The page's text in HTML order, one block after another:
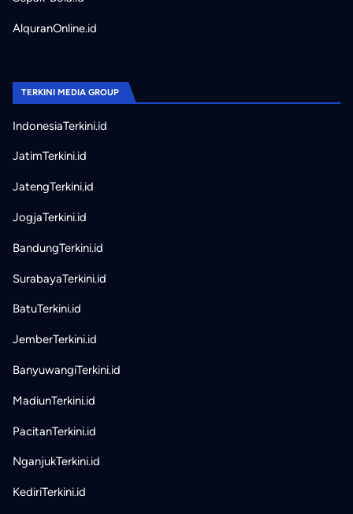
AlquranOnline.id
TERKINI MEDIA GROUP
IndonesiaTerkini.id
JatimTerkini.id
JatengTerkini.id
JogjaTerkini.id
BandungTerkini.id
SurabayaTerkini.id
BatuTerkini.id
JemberTerkini.id
BanyuwangiTerkini.id
MadiunTerkini.id
PacitanTerkini.id
NganjukTerkini.id
KediriTerkini.id